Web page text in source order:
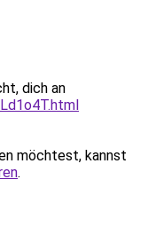
dich an
möchtest, kannst
.